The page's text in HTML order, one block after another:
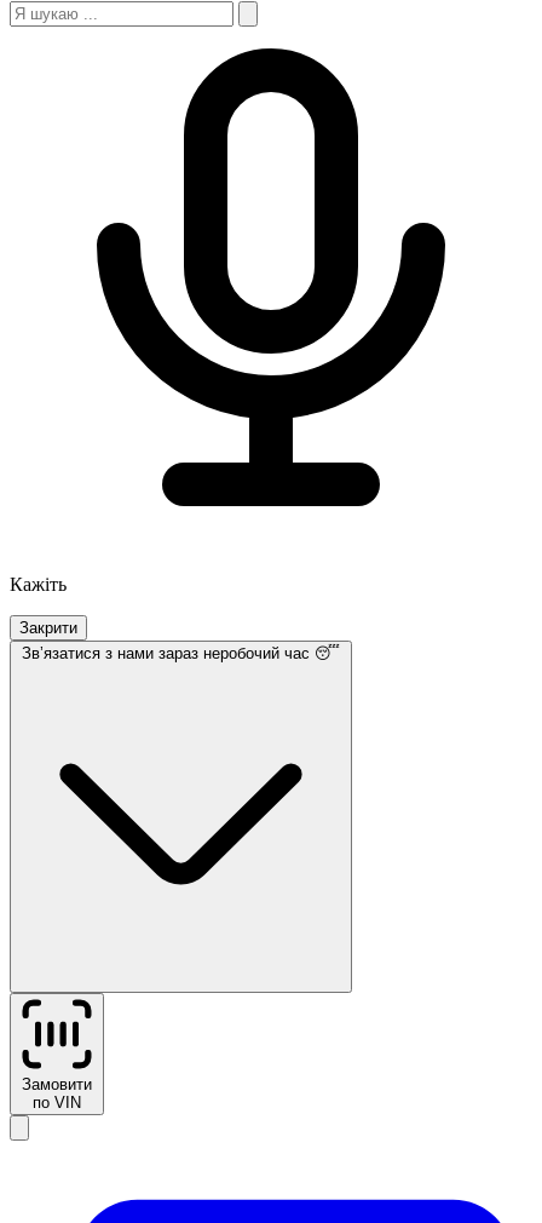
Кажіть
Закрити
Звʼязатися з нами зараз неробочий час 😴
Замовити
по VIN